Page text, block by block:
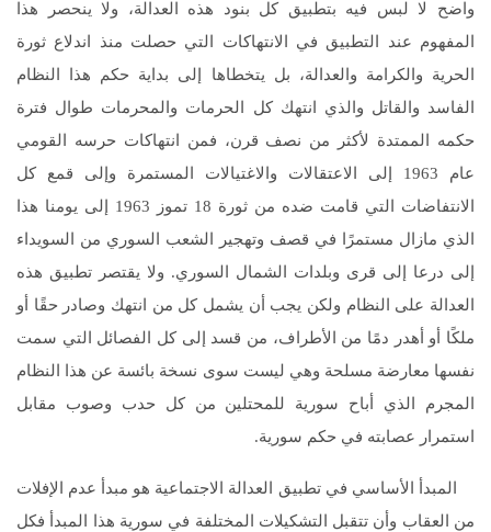
واضح لا لبس فيه بتطبيق كل بنود هذه العدالة، ولا ينحصر هذا
المفهوم عند التطبيق في الانتهاكات التي حصلت منذ اندلاع ثورة
الحرية والكرامة والعدالة، بل يتخطاها إلى بداية حكم هذا النظام
الفاسد والقاتل والذي انتهك كل الحرمات والمحرمات طوال فترة
حكمه الممتدة لأكثر من نصف قرن، فمن انتهاكات حرسه القومي
عام 1963 إلى الاعتقالات والاغتيالات المستمرة وإلى قمع كل
الانتفاضات التي قامت ضده من ثورة 18 تموز 1963 إلى يومنا هذا
الذي مازال مستمرًا في قصف وتهجير الشعب السوري من السويداء
إلى درعا إلى قرى وبلدات الشمال السوري. ولا يقتصر تطبيق هذه
العدالة على النظام ولكن يجب أن يشمل كل من انتهك وصادر حقًا أو
ملكًا أو أهدر دمًا من الأطراف، من قسد إلى كل الفصائل التي سمت
نفسها معارضة مسلحة وهي ليست سوى نسخة بائسة عن هذا النظام
المجرم الذي أباح سورية للمحتلين من كل حدب وصوب مقابل
استمرار عصابته في حكم سورية.
المبدأ الأساسي في تطبيق العدالة الاجتماعية هو مبدأ عدم الإفلات
من العقاب وأن تتقبل التشكيلات المختلفة في سورية هذا المبدأ فكل